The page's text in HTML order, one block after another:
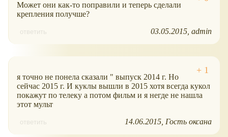
Может они как-то поправили и теперь сделали
крепления получше?
ответить 03.05.2015 admin
я точно не понела сказали " выпуск 2014 г. Но
сейчас 2015 г. И куклы вышли в 2015 хотя всегда кукол
покажут по телеку а потом фильм и я негде не нашла
этот мульт
ответить 14.06.2015 Гость оксана